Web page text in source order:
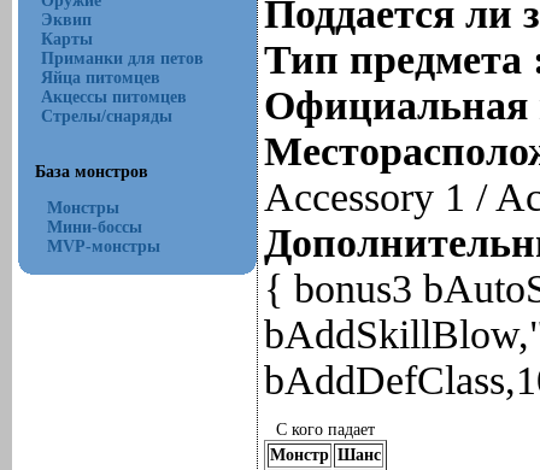
Эквип
Карты
Приманки для петов
Яйца питомцев
Акцессы питомцев
Стрелы/снаряды
База монстров
Монстры
Мини-боссы
MVP-монстры
Поддается ли
Тип
Accessory 1 /
{ bonus3
С кого падает
Монстр Шанс